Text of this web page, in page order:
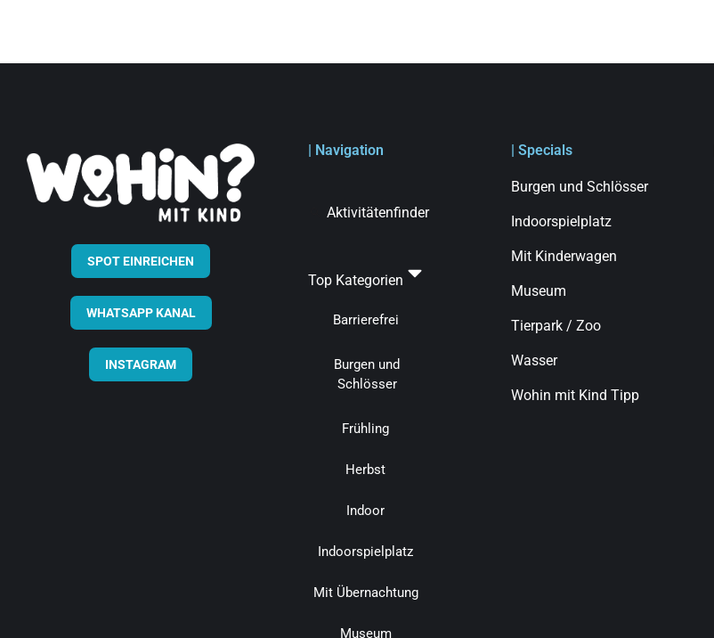
SPOT EINREICHEN
WHATSAPP KANAL
INSTAGRAM
| Navigation
Aktivitätenfinder
Top Kategorien
Barrierefrei
Burgen und
Schlösser
Frühling
Herbst
Indoor
Indoorspielplatz
Mit Übernachtung
Museum
| Specials
Burgen und Schlösser
Indoorspielplatz
Mit Kinderwagen
Museum
Tierpark / Zoo
Wasser
Wohin mit Kind Tipp